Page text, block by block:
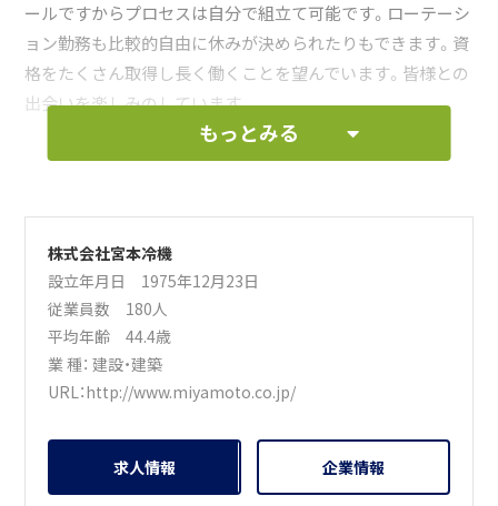
ールですからプロセスは自分で組立て可能です。ローテーシ
ョン勤務も比較的自由に休みが決められたりもできます。資
格をたくさん取得し長く働くことを望んでいます。皆様との
出会いを楽しみのしています。
もっとみる
株式会社宮本冷機
設立年月日 1975年12月23日
従業員数 180人
平均年齢 44.4歳
業 種：建設・建築
URL：http://www.miyamoto.co.jp/
求人情報 企業情報